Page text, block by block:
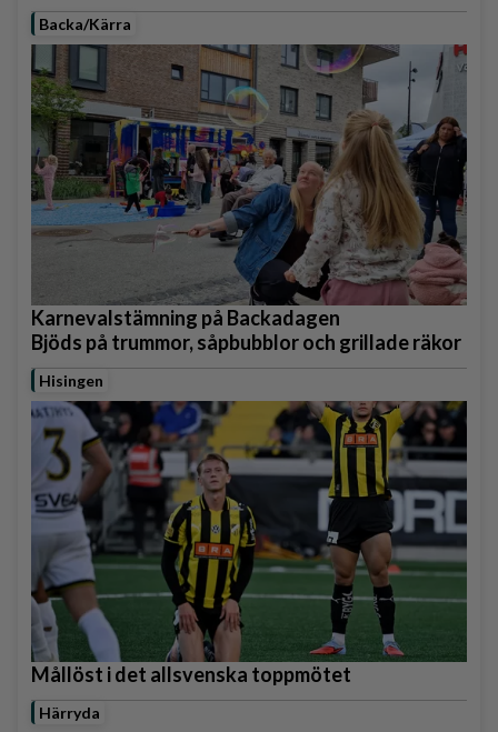
Backa/Kärra
Karnevalstämning på Backadagen
Bjöds på trummor, såpbubblor och grillade räkor
Hisingen
Mållöst i det allsvenska toppmötet
Härryda